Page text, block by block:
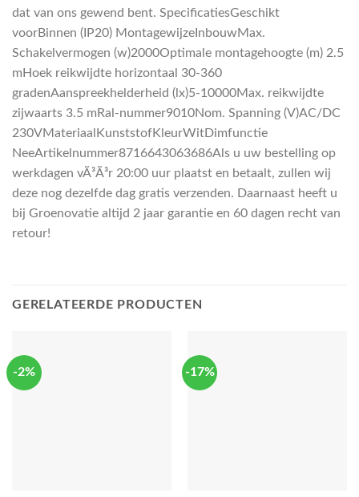
dat van ons gewend bent. SpecificatiesGeschikt
voorBinnen (IP20) MontagewijzeInbouwMax.
Schakelvermogen (w)2000Optimale montagehoogte (m) 2.5
mHoek reikwijdte horizontaal 30-360
gradenAanspreekhelderheid (lx)5-10000Max. reikwijdte
zijwaarts 3.5 mRal-nummer9010Nom. Spanning (V)AC/DC
230VMateriaalKunststofKleurWitDimfunctie
NeeArtikelnummer8716643063686Als u uw bestelling op
werkdagen vÃ³Ã³r 20:00 uur plaatst en betaalt, zullen wij
deze nog dezelfde dag gratis verzenden. Daarnaast heeft u
bij Groenovatie altijd 2 jaar garantie en 60 dagen recht van
retour!
GERELATEERDE PRODUCTEN
-2% -17%